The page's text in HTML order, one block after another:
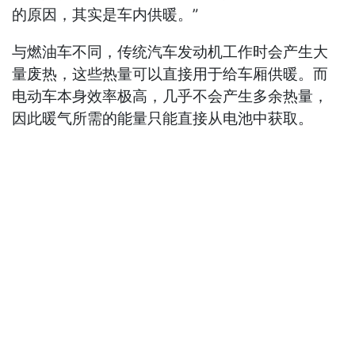
的原因，其实是车内供暖。”
与燃油车不同，传统汽车发动机工作时会产生大
量废热，这些热量可以直接用于给车厢供暖。而
电动车本身效率极高，几乎不会产生多余热量，
因此暖气所需的能量只能直接从电池中获取。